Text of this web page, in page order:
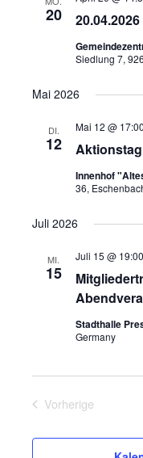
20
Siedlung 7,
Mai 2026
DI.
12
Mai 12 @ 17:00
Innenhof
36,
Juli 2026
MI.
15
Juli 15 @ 19:00
Stadthalle
Germany
Vorherige